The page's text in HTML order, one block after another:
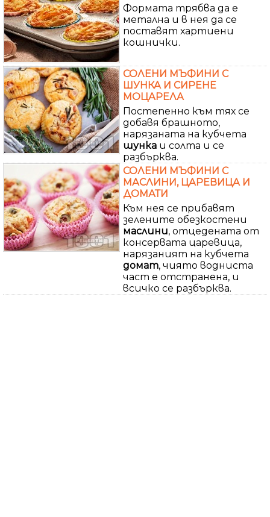
Формата трябва да е
метална и в нея да се
поставят хартиени
кошнички.
СОЛЕНИ МЪФИНИ С
ШУНКА И СИРЕНЕ
МОЦАРЕЛА
Постепенно към тях се
добавя брашното,
нарязаната на кубчета
шунка и солта и се
разбърква.
СОЛЕНИ МЪФИНИ С
МАСЛИНИ, ЦАРЕВИЦА И
ДОМАТИ
Към нея се прибавят
зелените обезкостени
маслини, отцедената от
консервата царевица,
нарязаният на кубчета
домат, чиято водниста
част е отстранена, и
всичко се разбърква.